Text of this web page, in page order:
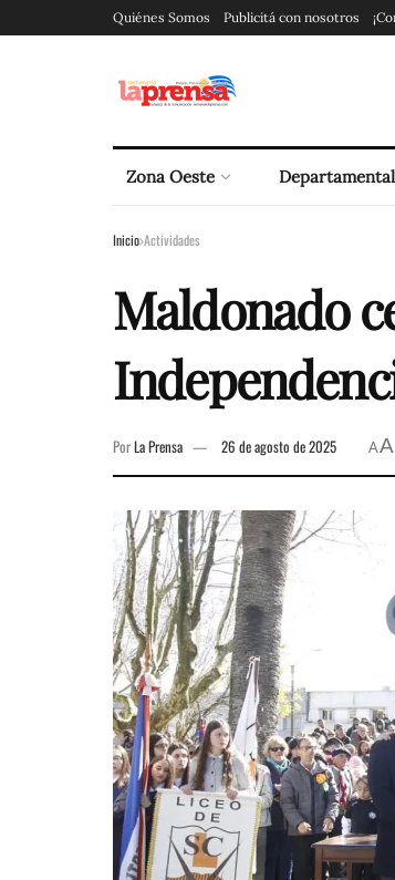
Quiénes Somos Publicitá con nosotros
Zona Oeste Departamental
Inicio Actividades
Maldonado
PorLa Prensa 26 de agosto de 2025 AA